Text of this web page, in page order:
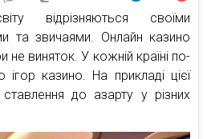
відрізняються своїми
та звичаями. Онлайн казино
не виняток. У кожній країні по-
ігор казино. На прикладі цієї
до азарту у різних